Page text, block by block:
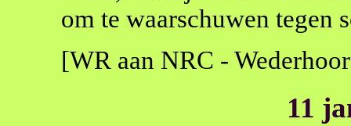
om te waarschuwen tegen
[WR aan NRC -
11